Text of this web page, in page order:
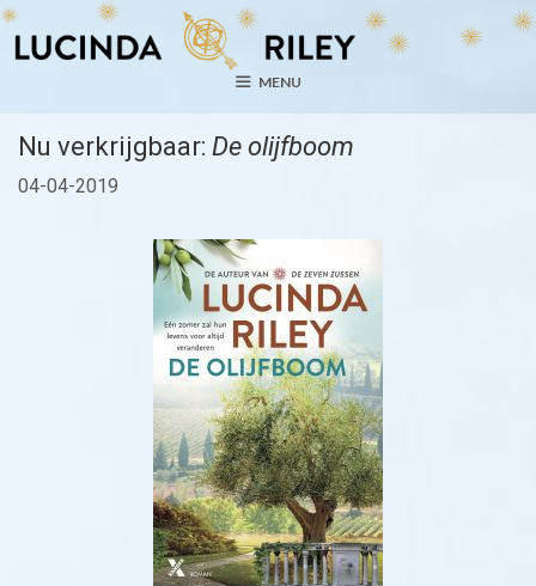
Ga
naar
MENU
Nu verkrijgbaar: De olijfboom
04-04-2019